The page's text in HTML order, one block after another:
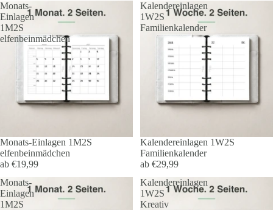
Monats-
Einlagen
1M2S
elfenbeinmädchen
Monats-Einlagen 1M2S
elfenbeinmädchen
ab €19,99
Kalendereinlagen
1W2S
Familienkalender
Kalendereinlagen 1W2S
Familienkalender
ab €29,99
Monats-
Einlagen
1M2S
Kalendereinlagen
1W2S
Kreativ